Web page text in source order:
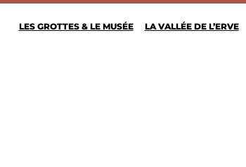
LES GROTTES & LE MUSÉE LA VALLÉE DE L’ERVE